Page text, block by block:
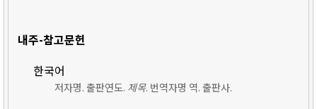
내주-참고문헌
한국어
저자명. 출판연도. 제목. 번역자명 역. 출판사.